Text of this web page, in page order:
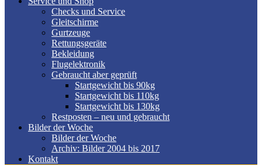
Checks und Service
Gleitschirme
Gurtzeuge
Rettungsgeräte
Bekleidung
Flugelektronik
Gebraucht aber geprüft
Startgewicht bis 90kg
Startgewicht bis 110kg
Startgewicht bis 130kg
Restposten – neu und gebraucht
Bilder der Woche
Bilder der Woche
Archiv: Bilder 2004 bis 2017
Kontakt